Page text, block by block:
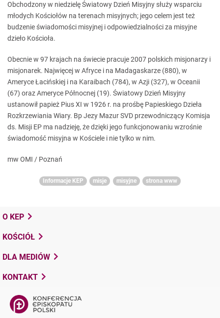
Obchodzony w niedzielę Światowy Dzień Misyjny służy wsparciu
młodych Kościołów na terenach misyjnych; jego celem jest też
budzenie świadomości misyjnej i odpowiedzialności za misyjne
dzieło Kościoła.
Obecnie w 97 krajach na świecie pracuje 2007 polskich misjonarzy i
misjonarek. Najwięcej w Afryce i na Madagaskarze (880), w
Ameryce Łacińskiej i na Karaibach (784), w Azji (327), w Oceanii
(67) oraz Ameryce Północnej (19). Światowy Dzień Misyjny
ustanowił papież Pius XI w 1926 r. na prośbę Papieskiego Dzieła
Rozkrzewiania Wiary. Bp Jezy Mazur SVD przewodniczący Komisja
ds. Misji EP ma nadzieję, że dzięki jego funkcjonowaniu wzrośnie
świadomość misyjna w Kościele i nie tylko w nim.
mw OMI / Poznań
Informacje KEP misje misyjne strona www
O KEP
KOŚCIÓŁ
DLA MEDIÓW
KONTAKT